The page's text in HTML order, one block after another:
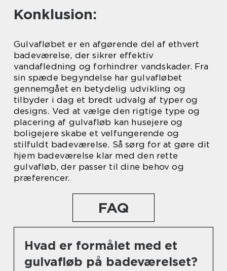
Konklusion:
Gulvafløbet er en afgørende del af ethvert
badeværelse, der sikrer effektiv
vandafledning og forhindrer vandskader. Fra
sin spæde begyndelse har gulvafløbet
gennemgået en betydelig udvikling og
tilbyder i dag et bredt udvalg af typer og
designs. Ved at vælge den rigtige type og
placering af gulvafløb kan husejere og
boligejere skabe et velfungerende og
stilfuldt badeværelse. Så sørg for at gøre dit
hjem badeværelse klar med den rette
gulvafløb, der passer til dine behov og
præferencer.
FAQ
Hvad er formålet med et
gulvafløb på badeværelset?